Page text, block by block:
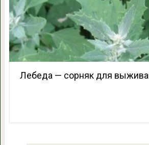
Лебеда — сорняк для